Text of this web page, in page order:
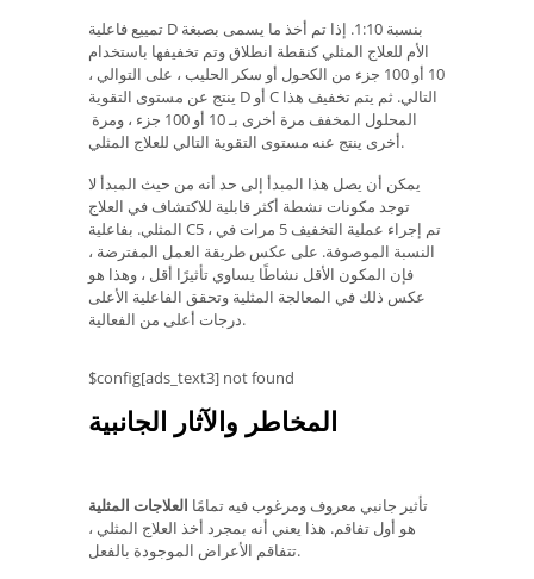
تمييع فاعلية D بنسبة 1:10. إذا تم أخذ ما يسمى بصبغة
الأم للعلاج المثلي كنقطة انطلاق وتم تخفيفها باستخدام
10 أو 100 جزء من الكحول أو سكر الحليب ، على التوالي ،
ينتج عن مستوى التقوية D أو C التالي. ثم يتم تخفيف هذا
المحلول المخفف مرة أخرى بـ 10 أو 100 جزء ، ومرة ​​
أخرى ينتج عنه مستوى التقوية التالي للعلاج المثلي.
يمكن أن يصل هذا المبدأ إلى حد أنه من حيث المبدأ لا
توجد مكونات نشطة أكثر قابلية للاكتشاف في العلاج
المثلي. بفاعلية C5 ، تم إجراء عملية التخفيف 5 مرات في
النسبة الموصوفة. على عكس طريقة العمل المفترضة ،
فإن المكون الأقل نشاطًا يساوي تأثيرًا أقل ، وهذا هو
عكس ذلك في المعالجة المثلية وتحقق الفاعلية الأعلى
درجات أعلى من الفعالية.
$config[ads_text3] not found
المخاطر والآثار الجانبية
تأثير جانبي معروف ومرغوب فيه تمامًا العلاجات المثلية
هو أول تفاقم. هذا يعني أنه بمجرد أخذ العلاج المثلي ،
تتفاقم الأعراض الموجودة بالفعل.